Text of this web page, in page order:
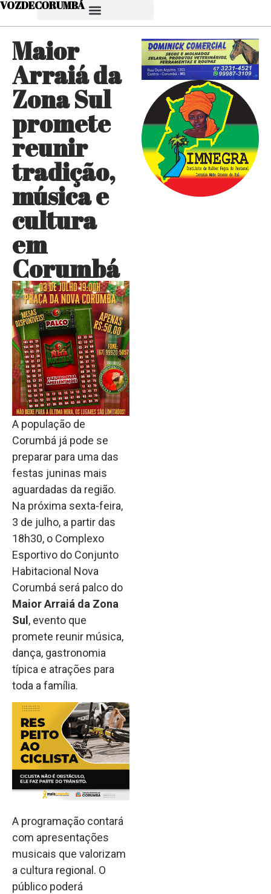
VOZDECORUMBÁ
Maior
Arraiá da
Zona Sul
promete
reunir
tradição,
música e
cultura
em
Corumbá
A população de
Corumbá já pode se
preparar para uma das
festas juninas mais
aguardadas da região.
Na próxima sexta-feira,
3 de julho, a partir das
18h30, o Complexo
Esportivo do Conjunto
Habitacional Nova
Corumbá será palco do
Maior Arraiá da Zona
Sul, evento que
promete reunir música,
dança, gastronomia
típica e atrações para
toda a família.
A programação contará
com apresentações
musicais que valorizam
a cultura regional. O
público poderá